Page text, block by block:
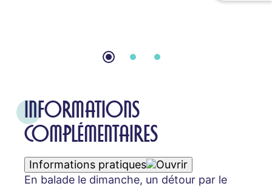
INFORMATIONS
COMPLÉMENTAIRES
Informations pratiques
En balade le dimanche, un détour par le